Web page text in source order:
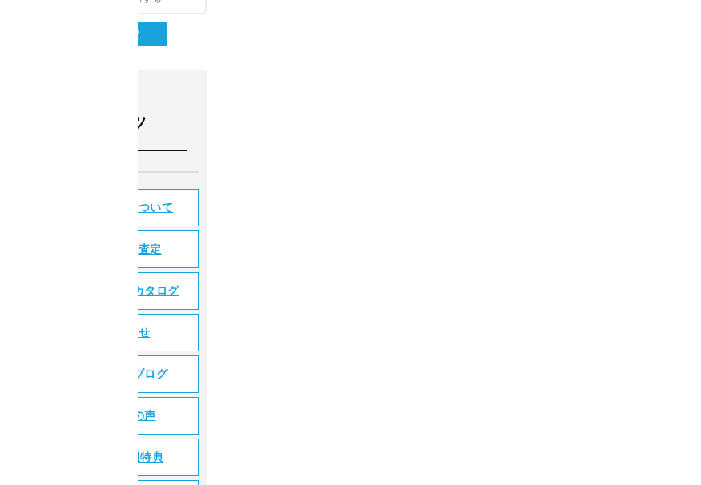
コンテンツ
住み替えについて
無料売却査定
マンションカタログ
お知らせ
スタッフブログ
お客様の声
WEB会員特典